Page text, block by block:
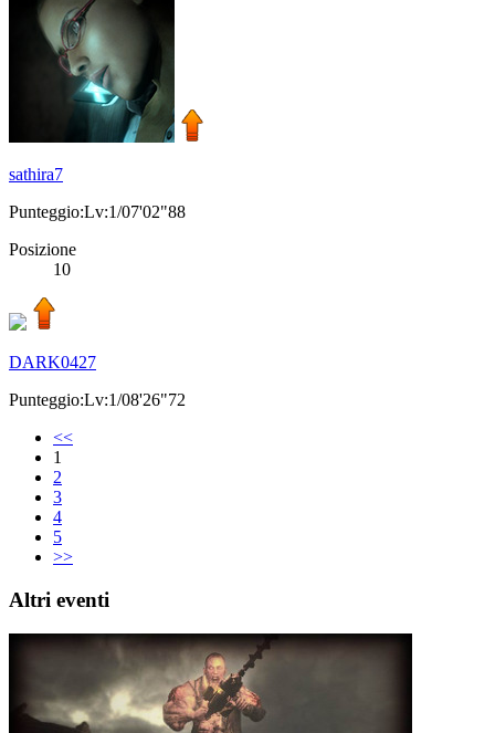
sathira7
Punteggio:Lv:1/07'02"88
Posizione
10
DARK0427
Punteggio:Lv:1/08'26"72
<<
1
2
3
4
5
>>
Altri eventi